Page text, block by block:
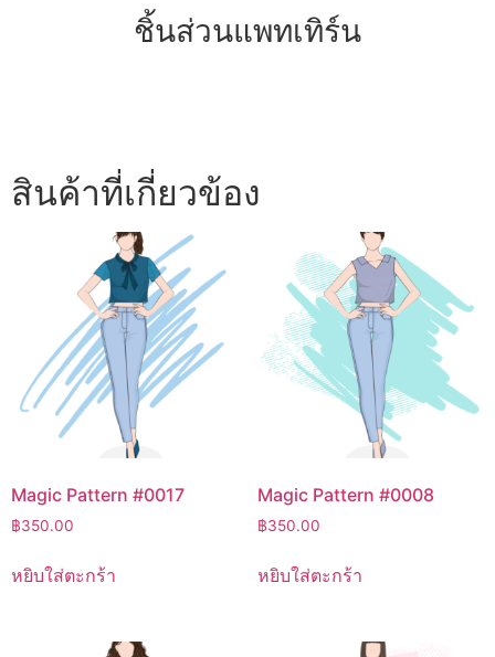
ชิ้นส่วนแพทเทิร์น
สินค้าที่เกี่ยวข้อง
Magic Pattern #0017
฿350.00
หยิบใส่ตะกร้า
Magic Pattern #0008
฿350.00
หยิบใส่ตะกร้า